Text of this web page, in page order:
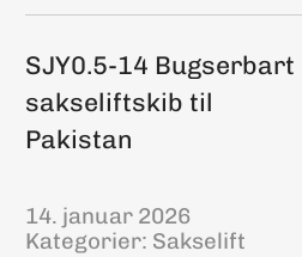
SJY0.5-14 Bugserbart
sakseliftskib til
Pakistan
14. januar 2026
Kategorier: Sakselift